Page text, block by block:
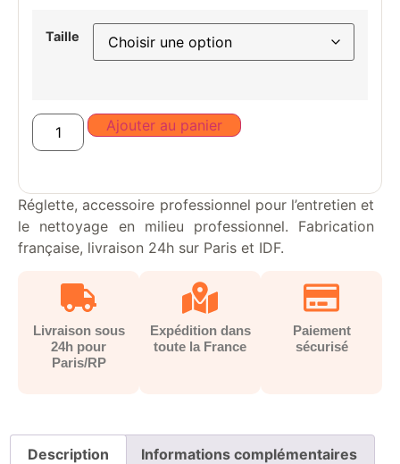
Taille
Ajouter au panier
Réglette, accessoire professionnel pour l’entretien et
le nettoyage en milieu professionnel. Fabrication
française, livraison 24h sur Paris et IDF.
Livraison sous
24h pour
Paris/RP
Expédition dans
toute la France
Paiement
sécurisé
Description Informations complémentaires